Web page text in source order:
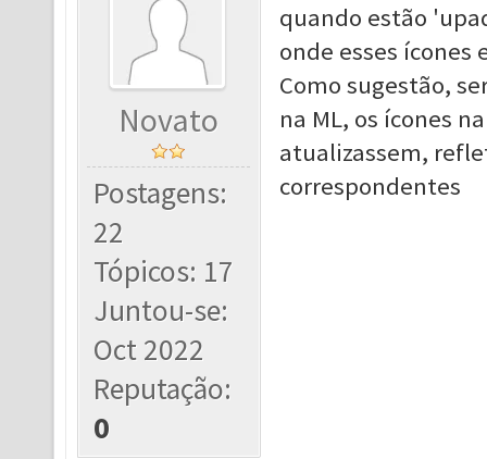
Novato
Postagens:
22
Tópicos: 17
Juntou-se:
Oct 2022
Reputação:
0
quando estão
onde esses ícones
Como sugestão,
na ML, os ícones
atualizassem,
correspondentes